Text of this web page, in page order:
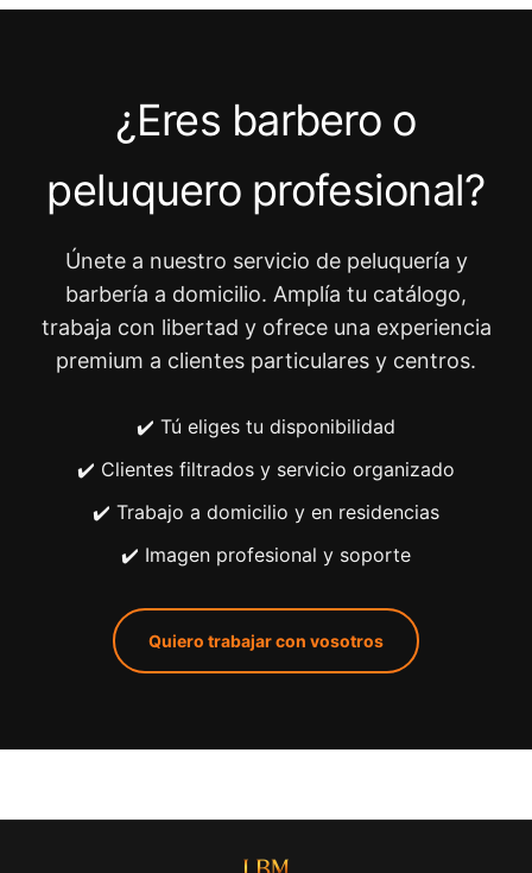
¿Eres barbero o
peluquero profesional?
Únete a nuestro servicio de peluquería y
barbería a domicilio. Amplía tu catálogo,
trabaja con libertad y ofrece una experiencia
premium a clientes particulares y centros.
✔️ Tú eliges tu disponibilidad
✔️ Clientes filtrados y servicio organizado
✔️ Trabajo a domicilio y en residencias
✔️ Imagen profesional y soporte
Quiero trabajar con vosotros